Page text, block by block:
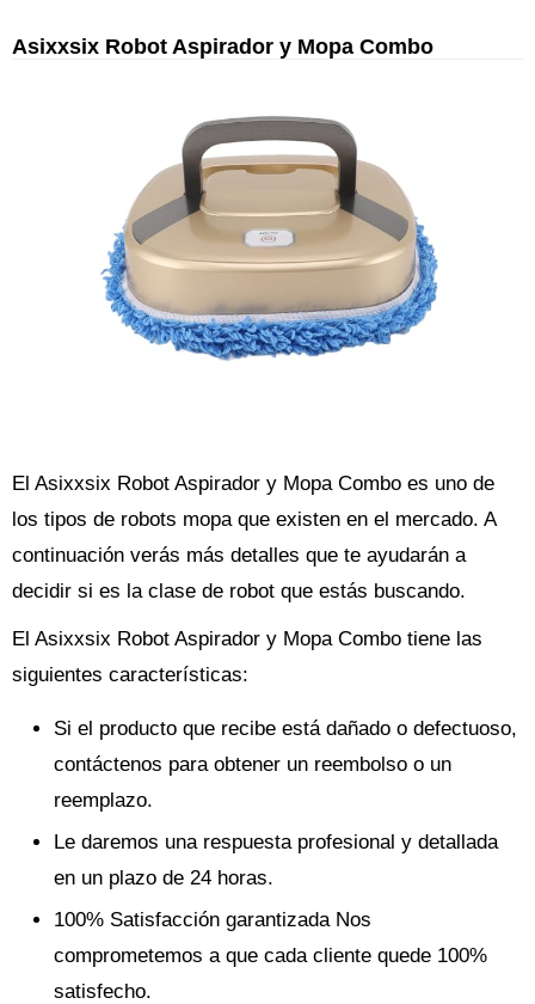
Asixxsix Robot Aspirador y Mopa Combo
El Asixxsix Robot Aspirador y Mopa Combo es uno de
los tipos de robots mopa que existen en el mercado. A
continuación verás más detalles que te ayudarán a
decidir si es la clase de robot que estás buscando.
El Asixxsix Robot Aspirador y Mopa Combo tiene las
siguientes características:
Si el producto que recibe está dañado o defectuoso,
contáctenos para obtener un reembolso o un
reemplazo.
Le daremos una respuesta profesional y detallada
en un plazo de 24 horas.
100% Satisfacción garantizada Nos
comprometemos a que cada cliente quede 100%
satisfecho.